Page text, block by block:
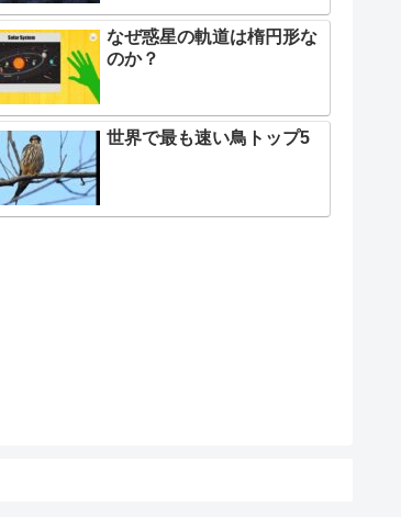
なぜ惑星の軌道は楕円形な
のか？
世界で最も速い鳥トップ5